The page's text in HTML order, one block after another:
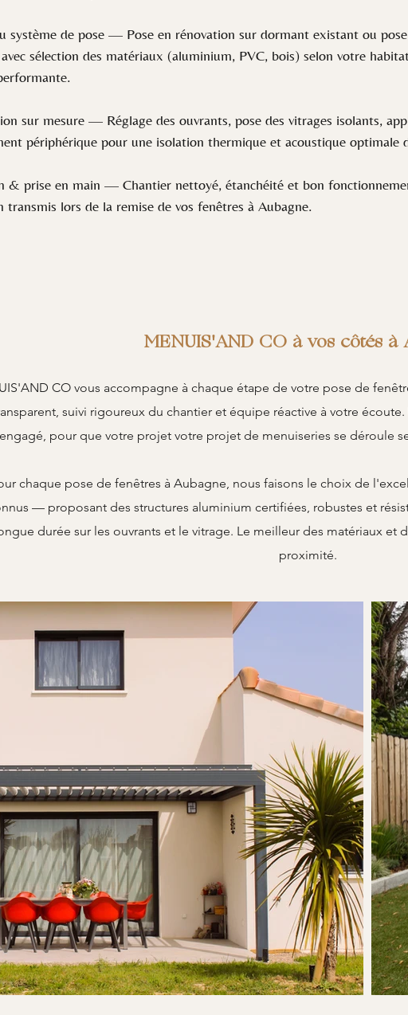
système de pose — Pose en rénovation sur dormant existant ou
sélection des matériaux (aluminium, PVC, bois) selon votre
sur mesure — Réglage des ouvrants, pose des vitrages isolants,
périphérique pour une isolation thermique et acoustique optimale
& prise en main — Chantier nettoyé, étanchéité et bon
transmis lors de la remise de vos fenêtres à Aubagne.
MENUIS'AND CO à vos côtés à
CO vous accompagne à chaque étape de votre pose de
suivi rigoureux du chantier et équipe réactive à votre
engagé, pour que votre projet votre projet de menuiseries se déroule
chaque pose de fenêtres à Aubagne, nous faisons le choix de
— proposant des structures aluminium certifiées, robustes et
durée sur les ouvrants et le vitrage. Le meilleur des matériaux et
proximité.